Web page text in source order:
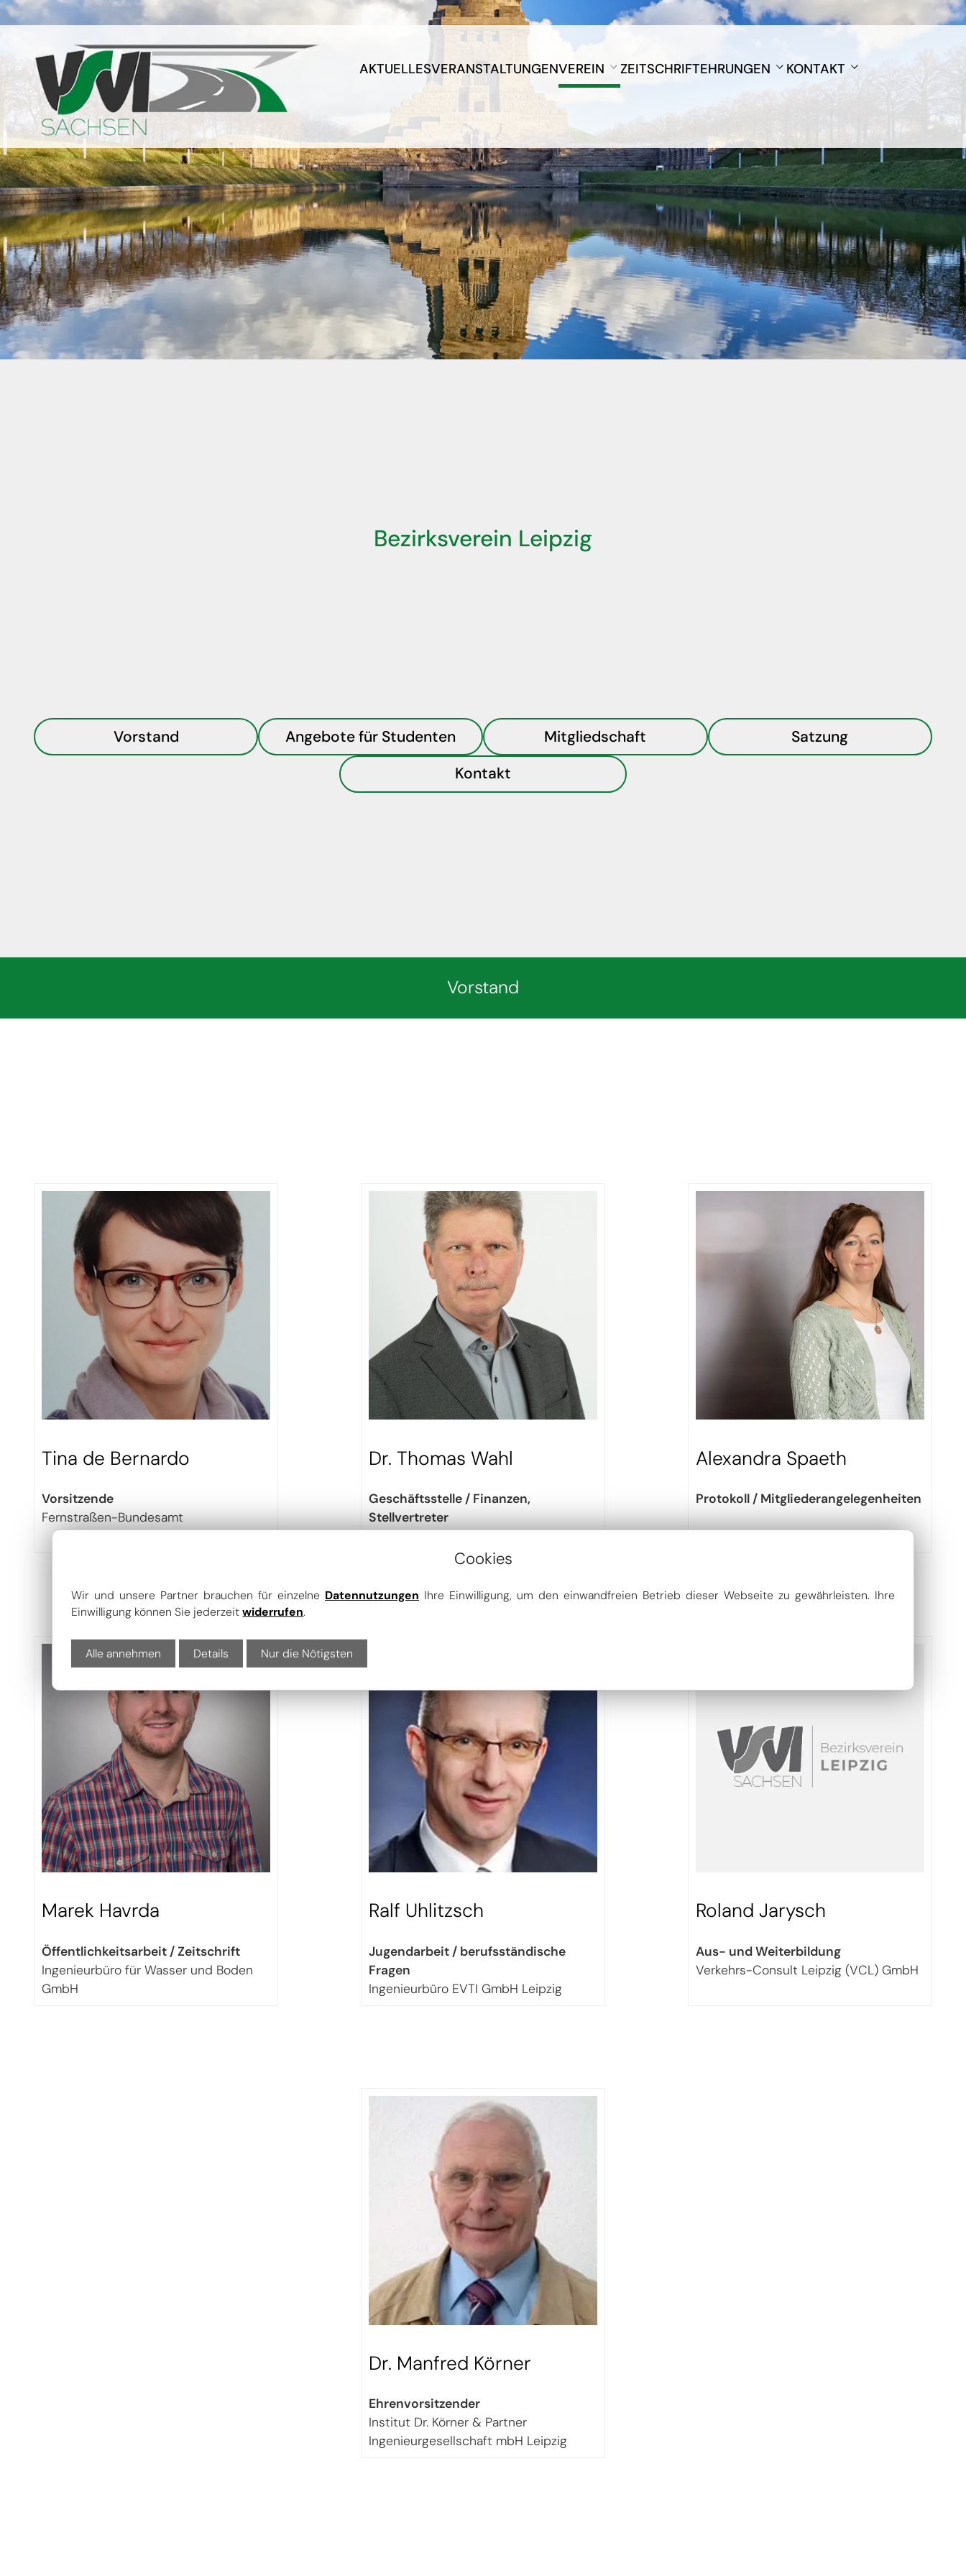
AKTUELLESVERANSTALTUNGENVEREIN
BV Chemnitz
BV Dresden
BV Leipzig
BV Oberlausitz
BV Vogtland
Förderverein
ZEITSCHRIFTEHRUNGEN
Artur-Speck-Preis
KONTAKT
Bezirksverein Leipzig
Vorstand Angebote für Studenten Mitgliedschaft
Satzung
Kontakt
Vorstand
Tina de Bernardo
Vorsitzende
Fernstraßen-Bundesamt
Dr. Thomas Wahl
Geschäftsstelle / Finanzen,
Stellvertreter
Alexandra Spaeth
Protokoll / Mitgliederangelegenheiten
Marek Havrda
Öffentlichkeitsarbeit / Zeitschrift
Ingenieurbüro für Wasser und Boden
GmbH
Ralf Uhlitzsch
Jugendarbeit / berufsständische
Fragen
Ingenieurbüro EVTI GmbH Leipzig
Roland Jarysch
Aus- und Weiterbildung
Verkehrs-Consult Leipzig (VCL) GmbH
Dr. Manfred Körner
Ehrenvorsitzender
Institut Dr. Körner & Partner
Ingenieurgesellschaft mbH Leipzig
Cookies
Wir und unsere Partner brauchen für einzelne Datennutzungen Ihre Einwilligung, um den einwandfreien Betrieb dieser Webseite zu gewährleisten. Ihre
Einwilligung können Sie jederzeitwiderrufen.
Alle annehmen Details Nur die Nötigsten